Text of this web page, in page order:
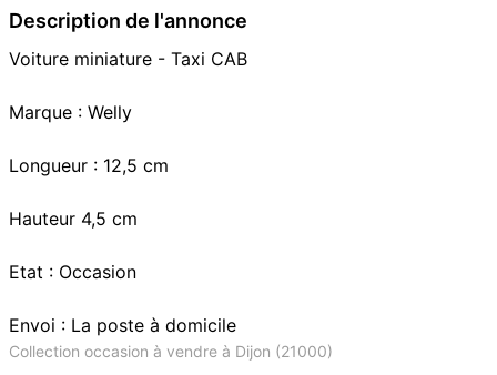
Description de l'annonce
Voiture miniature - Taxi CAB
Marque : Welly
Longueur : 12,5 cm
Hauteur 4,5 cm
Etat : Occasion
Envoi : La poste à domicile
Collection occasion à vendre à Dijon (21000)